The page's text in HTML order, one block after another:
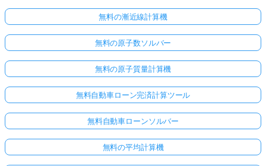
無料の漸近線計算機
無料の原子数ソルバー
無料の原子質量計算機
無料自動車ローン完済計算ツール
無料自動車ローンソルバー
無料の平均計算機